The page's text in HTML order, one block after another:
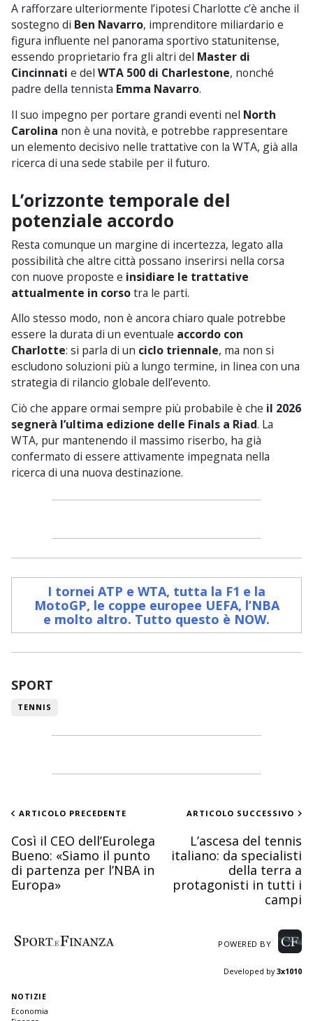
A rafforzare ulteriormente l’ipotesi Charlotte c’è anche il
sostegno di Ben Navarro, imprenditore miliardario e
figura influente nel panorama sportivo statunitense,
essendo proprietario fra gli altri del Master di
Cincinnati e del WTA 500 di Charlestone, nonché
padre della tennista Emma Navarro.
Il suo impegno per portare grandi eventi nel North
Carolina non è una novità, e potrebbe rappresentare
un elemento decisivo nelle trattative con la WTA, già alla
ricerca di una sede stabile per il futuro.
L’orizzonte temporale del
potenziale accordo
Resta comunque un margine di incertezza, legato alla
possibilità che altre città possano inserirsi nella corsa
con nuove proposte e insidiare le trattative
attualmente in corsotra le parti.
Allo stesso modo, non è ancora chiaro quale potrebbe
essere la durata di un eventuale accordo con
Charlotte: si parla di un ciclo triennale, ma non si
escludono soluzioni più a lungo termine, in linea con una
strategia di rilancio globale dell’evento.
Ciò che appare ormai sempre più probabile è che il 2026
segnerà l’ultima edizione delle Finals a Riad. La
WTA, pur mantenendo il massimo riserbo, ha già
confermato di essere attivamente impegnata nella
ricerca di una nuova destinazione.
I tornei ATP e WTA, tutta la F1 e la
MotoGP, le coppe europee UEFA, l’NBA
e molto altro. Tutto questo è NOW.
SPORT
TENNIS
ARTICOLO PRECEDENTE
Così il CEO dell’Eurolega
Bueno: «Siamo il punto
di partenza per l’NBA in
Europa»
ARTICOLO SUCCESSIVO
L’ascesa del tennis
italiano: da specialisti
della terra a
protagonisti in tutti i
campi
POWERED BY
Developed by3x1010
NOTIZIE
Economia